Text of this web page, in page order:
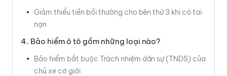
Giảm thiểu tiền bồi thường cho bên thứ 3 khi có tai
nạn
Bảo hiểm ô tô gồm những loại nào?
Bảo hiểm bắt buộc Trách nhiệm dân sự (TNDS) của
chủ xe cơ giới